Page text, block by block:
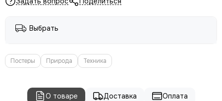
Выбрать
Постеры Природа Техника
О товаре Доставка Оплата